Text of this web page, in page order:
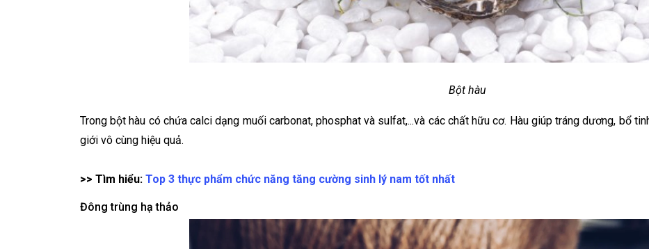
Bột hàu
Trong bột hàu có chứa calci dạng muối carbonat, phosphat và sulfat,...và các chất hữu cơ. Hàu giúp tráng dương, bổ
giới vô cùng hiệu quả.
>> Tìm hiểu: Top 3 thực phẩm chức năng tăng cường sinh lý nam tốt nhất
Đông trùng hạ thảo